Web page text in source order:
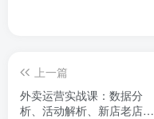
上一篇
外卖运营实战课：数据分
析、活动解析、新店老店操